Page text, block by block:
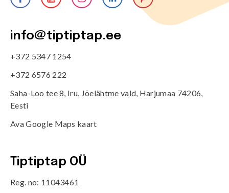
info@tiptiptap.ee
+372 5347 1254
+372 6576 222
Saha-Loo tee 8, Iru, Jõelähtme vald, Harjumaa 74206,
Eesti
Ava Google Maps kaart
Tiptiptap OÜ
Reg. no: 11043461